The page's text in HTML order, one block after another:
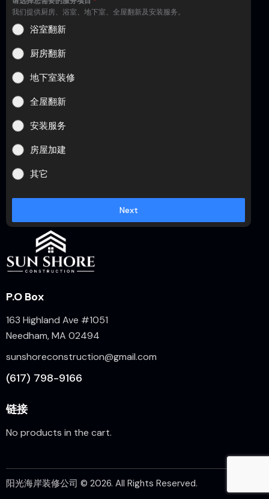
我们提供厨房、浴室、地下室、全屋翻新及安装服务。
浴室翻新
厨房翻新
地下室装修
全屋翻新
安装服务
房屋加建
其它
Next
P.O Box
163 Highland Ave #1051
Needham, MA 02494
sunshoreconstruction@gmail.com
(617) 798-9166
链接
No products in the cart.
阳光海岸装修公司 © 2026. All Rights Reserved.